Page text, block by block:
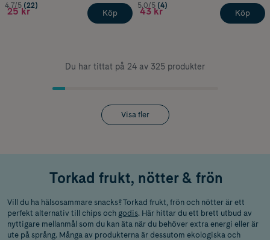
4.7/5 (22)
25 kr Köp
5.0/5 (4)
43 kr Köp
Du har tittat på 24 av 325 produkter
Visa fler
Torkad frukt, nötter & frön
Vill du ha hälsosammare snacks? Torkad frukt, frön och nötter är ett
perfekt alternativ till chips och godis. Här hittar du ett brett utbud av
nyttigare mellanmål som du kan äta när du behöver extra energi eller är
ute på språng. Många av produkterna är dessutom ekologiska och